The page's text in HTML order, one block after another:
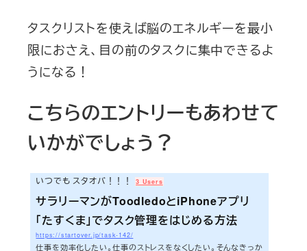
タスクリストを使えば脳のエネルギーを最小
限におさえ、目の前のタスクに集中できるよ
うになる！
こちらのエントリーもあわせて
いかがでしょう？
いつでも スタオバ！！！ 3 Users
サラリーマンがToodledoとiPhoneアプリ
「たすくま」でタスク管理をはじめる方法
https://startover.jp/task-142/
仕事を効率化したい。仕事のストレスをなくしたい。そんなきっか